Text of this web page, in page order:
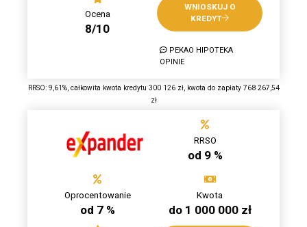
Ocena
8/10
WNIOSKUJ O
KREDYT
PEKAO HIPOTEKA
OPINIE
RRSO: 9,61%, całkowita kwota kredytu 300 126 zł, kwota do zapłaty 768 267,54
zł
RRSO
od 9 %
Oprocentowanie
od 7 %
Kwota
do 1 000 000 zł